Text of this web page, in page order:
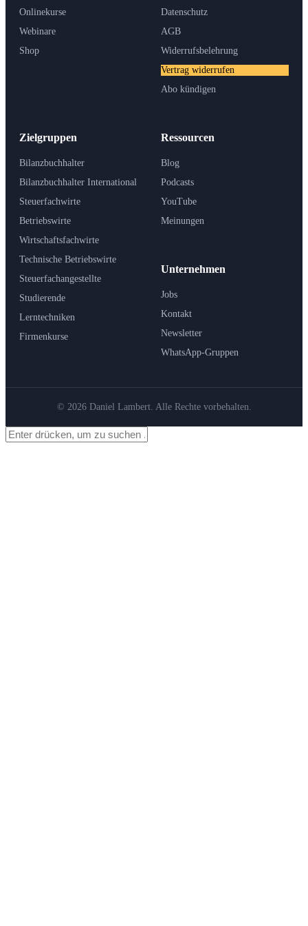
Onlinekurse
Webinare
Shop
Zielgruppen
Bilanzbuchhalter
Bilanzbuchhalter International
Steuerfachwirte
Betriebswirte
Wirtschaftsfachwirte
Technische Betriebswirte
Steuerfachangestellte
Studierende
Lerntechniken
Firmenkurse
Ressourcen
Blog
Podcasts
YouTube
Meinungen
Unternehmen
Jobs
Kontakt
Newsletter
WhatsApp-Gruppen
Datenschutz
AGB
Widerrufsbelehrung
Vertrag widerrufen
Abo kündigen
© 2026 Daniel Lambert. Alle Rechte vorbehalten.